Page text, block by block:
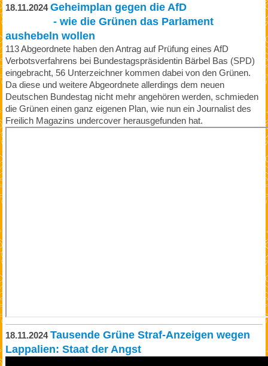
18.11.2024Geheimplan gegen die AfD
- wie die Grünen das Parlament
aushebeln wollen
113 Abgeordnete haben den Antrag auf Prüfung eines AfD
Verbotsverfahrens bei Bundestagspräsidentin Bärbel Bas (SPD)
eingebracht, 56 Unterzeichner kommen dabei von den Grünen.
Da diese und weitere Abgeordnete allerdings dem neuen
Deutschen Bundestag nicht mehr angehören werden, schmieden
die Grünen einen ganz eigenen Plan, wie nun ein Journalist des
Freilich Magazins undercover herausgefunden hat.
18.11.2024Tausende Grüne Straf-Anzeigen wegen
Lappalien: Staat der Angst